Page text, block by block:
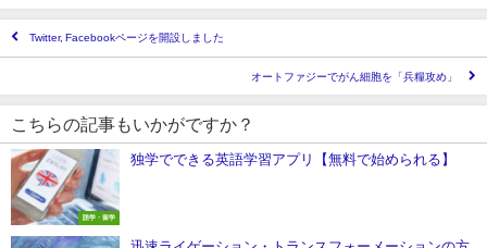
Twitter, Facebookページを開設しました
オートファジーでがん細胞を「兵糧攻め」
こちらの記事もいかがですか？
語学・留学
独学でできる英語学習アプリ【無料で始められる】